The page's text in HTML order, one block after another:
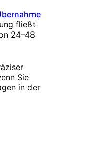
fließt
24–48
Sie
in der